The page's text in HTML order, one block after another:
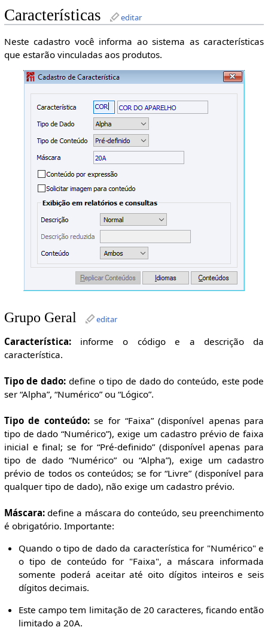
Características editar
Neste cadastro você informa ao sistema as características
que estarão vinculadas aos produtos.
Grupo Geral editar
Característica:informe o código e a descrição da
característica.
Tipo de dado: define o tipo de dado do conteúdo, este pode
ser “Alpha”, “Numérico” ou “Lógico”.
Tipo de conteúdo:se for “Faixa” (disponível apenas para
tipo de dado “Numérico”), exige um cadastro prévio de faixa
inicial e final; se for “Pré-definido” (disponível apenas para
tipo de dado “Numérico” ou “Alpha”), exige um cadastro
prévio de todos os conteúdos; se for “Livre” (disponível para
qualquer tipo de dado), não exige um cadastro prévio.
Máscara:define a máscara do conteúdo, seu preenchimento
é obrigatório. Importante:
Quando o tipo de dado da característica for "Numérico" e
o tipo de conteúdo for "Faixa", a máscara informada
somente poderá aceitar até oito dígitos inteiros e seis
dígitos decimais.
Este campo tem limitação de 20 caracteres, ficando então
limitado a 20A.